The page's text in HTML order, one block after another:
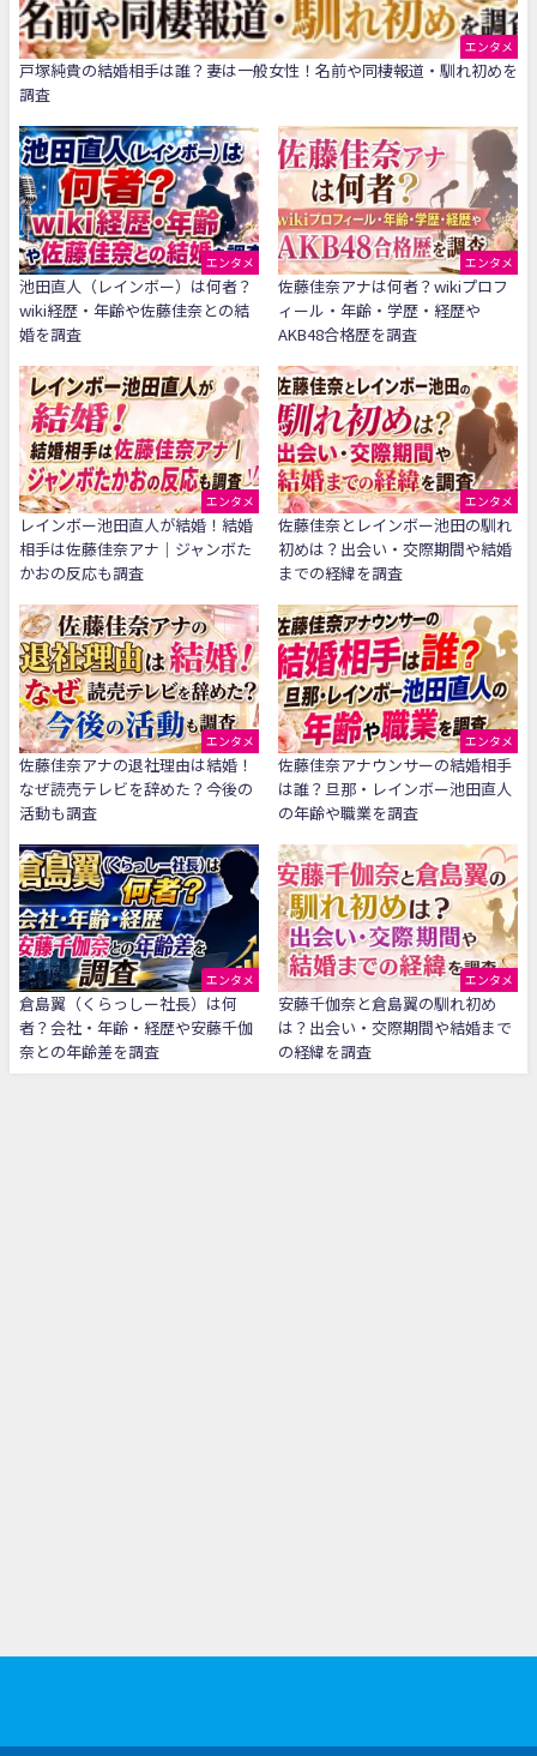
エンタメ
戸塚純貴の結婚相手は誰？妻は一般女性！名前や同棲報道・馴れ初めを
調査
エンタメ
池田直人（レインボー）は何者？
wiki経歴・年齢や佐藤佳奈との結
婚を調査
エンタメ
佐藤佳奈アナは何者？wikiプロフ
ィール・年齢・学歴・経歴や
AKB48合格歴を調査
エンタメ
レインボー池田直人が結婚！結婚
相手は佐藤佳奈アナ｜ジャンボた
かおの反応も調査
エンタメ
佐藤佳奈とレインボー池田の馴れ
初めは？出会い・交際期間や結婚
までの経緯を調査
エンタメ
佐藤佳奈アナの退社理由は結婚！
なぜ読売テレビを辞めた？今後の
活動も調査
エンタメ
佐藤佳奈アナウンサーの結婚相手
は誰？旦那・レインボー池田直人
の年齢や職業を調査
エンタメ
倉島翼（くらっしー社長）は何
者？会社・年齢・経歴や安藤千伽
奈との年齢差を調査
エンタメ
安藤千伽奈と倉島翼の馴れ初め
は？出会い・交際期間や結婚まで
の経緯を調査